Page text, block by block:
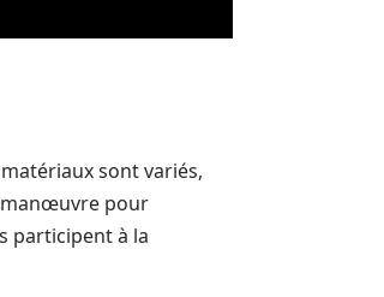
sont variés,
manœuvre pour
participent à la